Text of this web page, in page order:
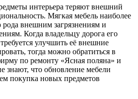
интерьера теряют внешний
Мягкая мебель наиболее
рода внешним загрязнениям и
Когда владельцу дорога его
улучшить её внешние
тогда можно обратиться в
по ремонту «Ясная поляна» и
знают, что обновление мебели
покупка новых предметов